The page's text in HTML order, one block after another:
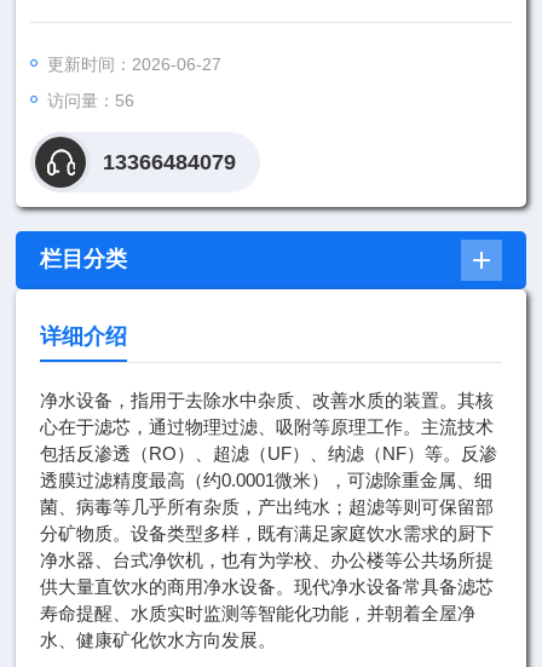
（RO）、超滤（UF）、纳滤（NF）等。反渗透膜过滤精度最高
质，产出纯水；超滤等则可保留部分矿物质。设备类型多样，既
有满足家庭饮水需求的厨下净
更新时间：2026-06-27
访问量：56
13366484079
栏目分类
详细介绍
净水设备，指用于去除水中杂质、改善水质的装置。其核
心在于滤芯，通过物理过滤、吸附等原理工作。主流技术
包括反渗透（RO）、超滤（UF）、纳滤（NF）等。反渗
透膜过滤精度最高（约0.0001微米），可滤除重金属、细
菌、病毒等几乎所有杂质，产出纯水；超滤等则可保留部
分矿物质。设备类型多样，既有满足家庭饮水需求的厨下
净水器、台式净饮机，也有为学校、办公楼等公共场所提
供大量直饮水的商用净水设备。现代净水设备常具备滤芯
寿命提醒、水质实时监测等智能化功能，并朝着全屋净
水、健康矿化饮水方向发展。